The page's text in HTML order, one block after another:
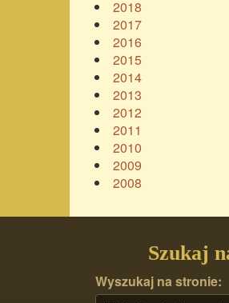
2018
2017
2016
2015
2014
2013
2012
2011
2010
2009
2008
Szukaj
Wyszukaj na stronie: